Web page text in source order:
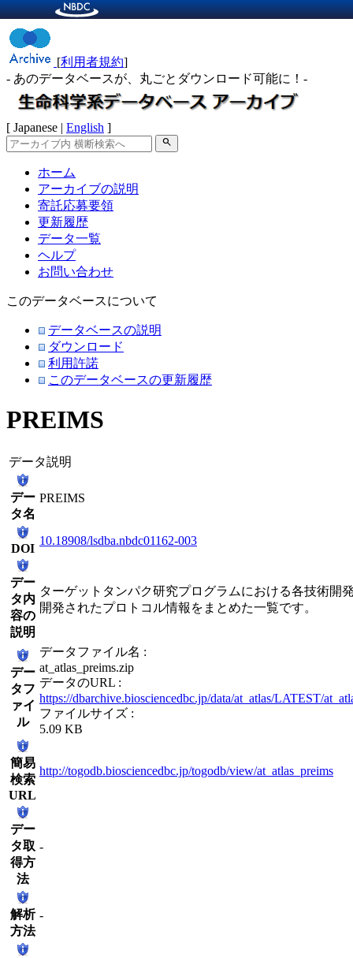
[利用者規約]
- あのデータベースが、丸ごとダウンロード可能に！-
[ Japanese | English ]
search
ホーム
アーカイブの説明
寄託応募要領
更新履歴
データ一覧
ヘルプ
お問い合わせ
このデータベースについて
データベースの説明
ダウンロード
利用許諾
このデータベースの更新履歴
PREIMS
データ説明
デー
タ名
PREIMS
DOI
10.18908/lsdba.nbdc01162-003
デー
タ内
容の
説明
ターゲットタンパク研究プログラムにおける各技術開
開発されたプロトコル情報をまとめた一覧です。
デー
タフ
ァイ
ル
データファイル名 :
at_atlas_preims.zip
データのURL :
https://dbarchive.biosciencedbc.jp/data/at_atlas/LATEST/
ファイルサイズ :
5.09 KB
簡易
検索
URL
http://togodb.biosciencedbc.jp/togodb/view/at_atlas_preims
デー
タ取
得方
法
-
解析
方法
-